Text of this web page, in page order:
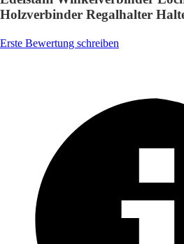
Holzverbinder Regalhalter
Erste Bewertung schreiben